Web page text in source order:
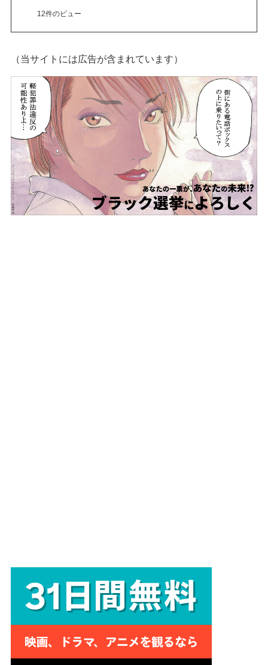
12件のビュー
（当サイトには広告が含まれています）